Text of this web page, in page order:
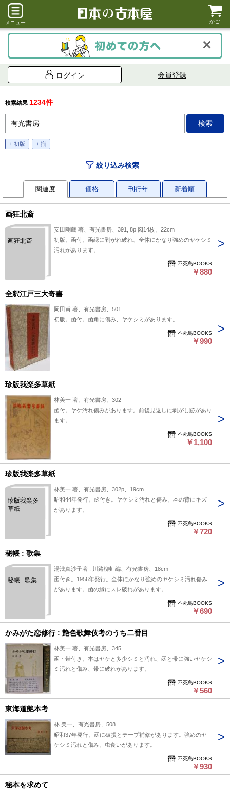
メニュー かご
ログイン 会員登録
検索結果 1234件
+ 初版 + 揃
絞り込み検索
関連度 価格 刊行年 新着順
画狂北斎
画狂北斎
安田剛蔵 著、有光書房、391, 8p 図14枚、22cm
初版。函付。函縁に剥がれ破れ、全体にかなり強めのヤケシミ
汚れがあります。
不死鳥BOOKS
￥880
全釈江戸三大奇書
岡田甫 著、有光書房、501
初版。函付。函角に傷み、ヤケシミがあります。
不死鳥BOOKS
￥990
珍版我楽多草紙
林美一 著、有光書房、302
函付。ヤケ汚れ傷みがあります。前後見返しに剥がし跡があり
ます。
不死鳥BOOKS
￥1,100
珍版我楽多草紙
珍版我楽多
草紙
林美一 著、有光書房、302p、19cm
昭和44年発行。函付き。ヤケシミ汚れと傷み、本の背にキズ
があります。
不死鳥BOOKS
￥720
秘帳 : 歌集
秘帳 : 歌集
湯浅真沙子著 ; 川路柳虹編、有光書房、18cm
函付き。1956年発行。全体にかなり強めのヤケシミ汚れ傷み
があります。函の縁にスレ破れがあります。
不死鳥BOOKS
￥690
かみがた恋修行 : 艶色歌舞伎考のうち二番目
林美一 著、有光書房、345
函・帯付き。本はヤケと多少シミと汚れ、函と帯に強いヤケシ
ミ汚れと傷み、帯に破れがあります。
不死鳥BOOKS
￥560
東海道艶本考
林 美一、有光書房、508
昭和37年発行。函に破損とテープ補修があります。強めのヤ
ケシミ汚れと傷み、虫食いがあります。
不死鳥BOOKS
￥930
秘本を求めて